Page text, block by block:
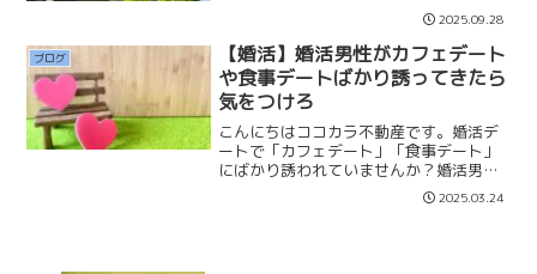
と聞いていて少し不安はありますが、楽
しんできたいと思います。会社経営は好
きでやっていることですが...
2025.09.28
ブログ
【婚活】婚活男性がカフェデート
や食事デートばかり誘ってきたら
気をつけろ
こんにちはココカラ不動産です。婚活デ
ートで「カフェデート」「食事デート」
にばかり誘われていませんか？婚活男性
が貴方にカフェデートや食事デートばか
り誘ってくるなら、交際が上手くいかな
2025.03.24